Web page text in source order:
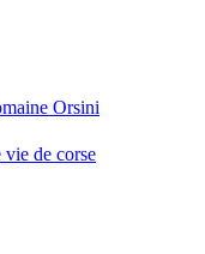
Orsini
vie de corse